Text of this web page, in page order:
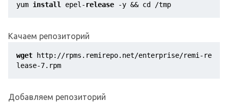
yum install epel- release -y && cd /tmp
Качаем репозиторий
wget
http://rpms.remirepo.net/enterprise/remi-re
lease-7.rpm
Добавляем репозиторий